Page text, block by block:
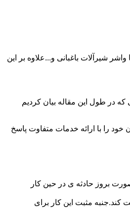
شیرآلات باغبانی و...علاوه بر این
در طول این مقاله بیان کردیم
را با ارائه خدمات متفاوت پاسخ
بروز حادثه ی در حین کار
مثبت این کار برای